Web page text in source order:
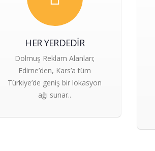
HER YERDEDIR
Dolmuş Reklam Alanları;
Edirne’den, Kars’a tüm
Türkiye’de geniş bir lokasyon
ağı sunar..